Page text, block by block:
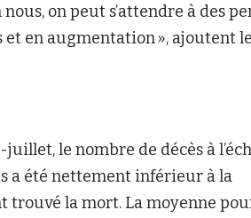
on peut s’attendre à des
et en augmentation », ajoutent
le nombre de décès à
a été nettement inférieur à la
trouvé la mort. La moyenne